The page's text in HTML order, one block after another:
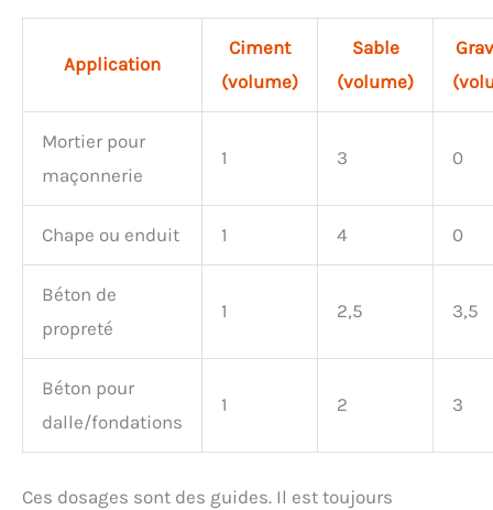
Application
Ciment
(volume)
Sable
(volume)
Mortier pour
maçonnerie
1 3 0
Chape ou enduit 1 4 0
Béton de
propreté
1 2,5 3,5
Béton pour
dalle/fondations
1 2 3
Ces dosages sont des guides. Il est toujours